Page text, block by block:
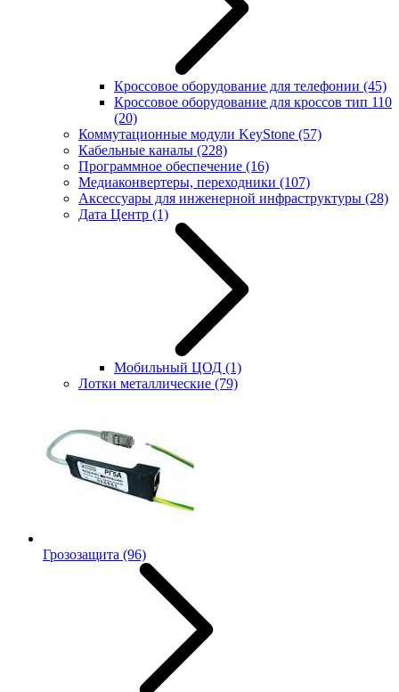
Кроссовое оборудование для телефонии (45)
Кроссовое оборудование для кроссов тип 110
(20)
Коммутационные модули KeyStone (57)
Кабельные каналы (228)
Программное обеспечение (16)
Медиаконвертеры, переходники (107)
Аксессуары для инженерной инфраструктуры (28)
Дата Центр (1)
Мобильный ЦОД (1)
Лотки металлические (79)
Грозозащита (96)